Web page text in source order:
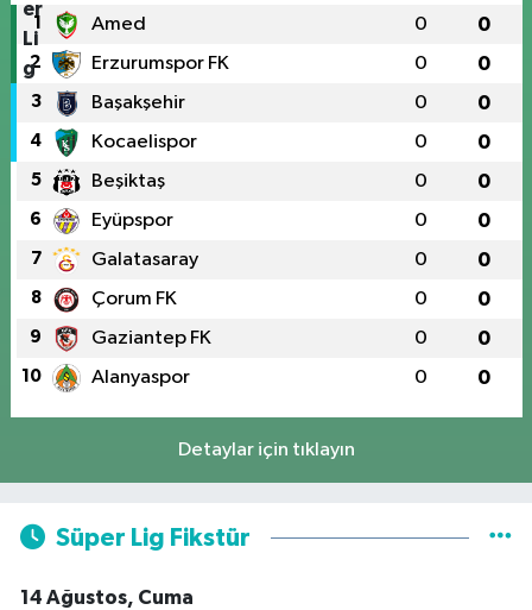
1 Amed 0 0
2 Erzurumspor FK 0 0
3 Başakşehir 0 0
4 Kocaelispor 0 0
5 Beşiktaş 0 0
6 Eyüpspor 0 0
7 Galatasaray 0 0
8 Çorum FK 0 0
9 Gaziantep FK 0 0
10 Alanyaspor 0 0
Detaylar için tıklayın
Süper Lig Fikstür
14 Ağustos, Cuma